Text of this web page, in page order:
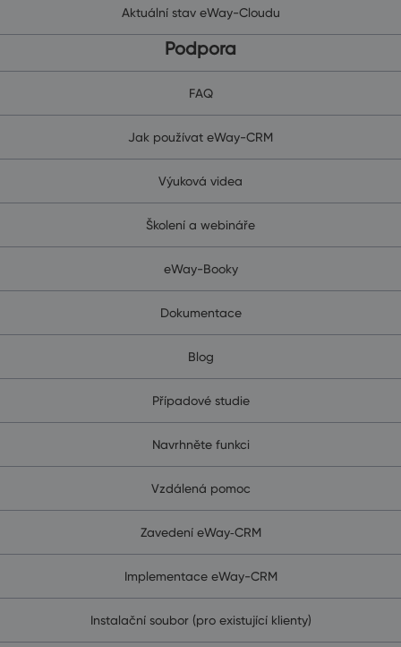
Aktuální stav eWay-Cloudu
Podpora
FAQ
Jak používat eWay-CRM
Výuková videa
Školení a webináře
eWay-Booky
Dokumentace
Blog
Případové studie
Navrhněte funkci
Vzdálená pomoc
Zavedení eWay‑CRM
Implementace eWay-CRM
Instalační soubor (pro existující klienty)